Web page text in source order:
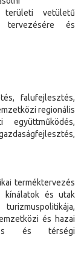
vetületű
tervezésére és
falufejlesztés,
regionális
együttműködés,
terméktervezés
kínálatok és utak
és hazai
és térségi